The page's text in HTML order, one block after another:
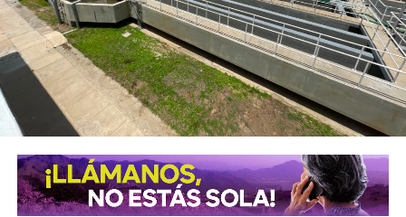
El alcalde señaló que el objetivo es que los soledenses
encuentren en esteCentroun lugar donde puedan
prepararse, perfeccionar sus habilidades y abrir nuevas
oportunidades para salir adelante. “Aquí generamos áreas
de oportunidad para que la gente pueda aprender un oficio,
conseguir un empleo o iniciar su propio negocio, en un
espacio digno, moderno y equipado con herramientas,
maquinaria y tecnología de primer nivel, con áreas amplias
diseñadas específicamente para cada actividad, donde